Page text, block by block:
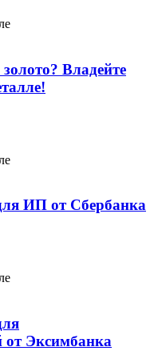
Владейте
ИП от Сбербанка
от Эксимбанка